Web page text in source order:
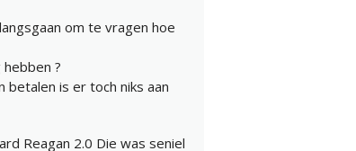
om te vragen hoe
?
betalen is er toch niks aan
Reagan 2.0 Die was seniel